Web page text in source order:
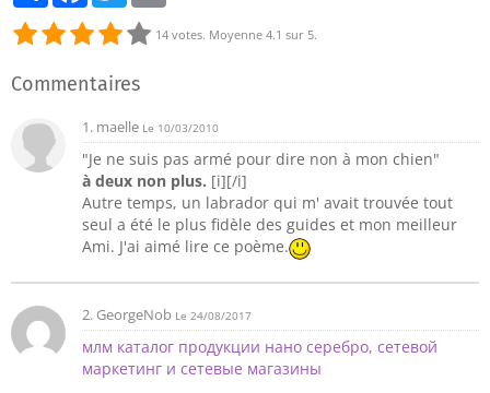
14 votes. Moyenne 4.1 sur 5.
Commentaires
1. maelle Le 10/03/2010
"Je ne suis pas armé pour dire non à mon chien"
à deux non plus. [i][/i]
Autre temps, un labrador qui m' avait trouvée tout
seul a été le plus fidèle des guides et mon meilleur
Ami. J'ai aimé lire ce poème.
2. GeorgeNob Le 24/08/2017
млм каталог продукции нано серебро, сетевой
маркетинг и сетевые магазины